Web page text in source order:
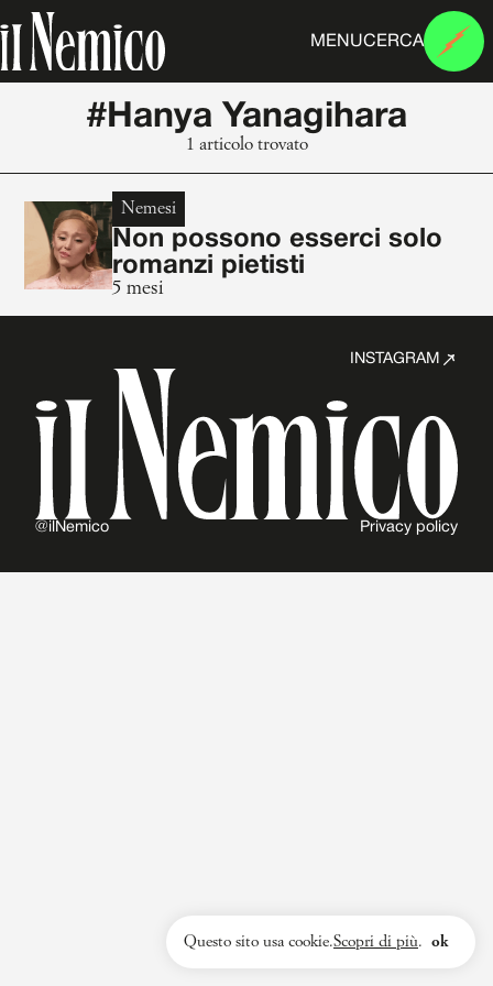
MENUCERCA
#Hanya Yanagihara
1 articolo trovato
Nemesi
Non possono esserci solo
romanzi pietisti
5 mesi
INSTAGRAM
@ilNemico Privacy policy
Questo sito usa cookie.Scopri di più. ok